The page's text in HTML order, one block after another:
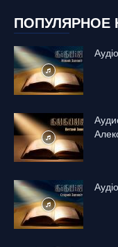
ПОПУЛЯРНОЕ